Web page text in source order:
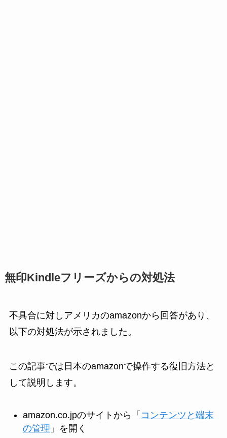
無印Kindleフリーズからの対処法
不具合に対しアメリカのamazonから回答があり、
以下の対処法が示されました。
この記事では日本のamazonで操作する復旧方法と
して説明します。
amazon.co.jpのサイトから「 コンテンツと端末
の管理 」を開く